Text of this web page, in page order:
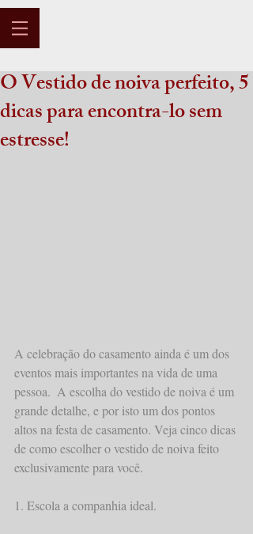
O Vestido de noiva perfeito, 5
dicas para encontra-lo sem
estresse!
A celebração do casamento ainda é um dos
eventos mais importantes na vida de uma
pessoa.  A escolha do vestido de noiva é um
grande detalhe, e por isto um dos pontos
altos na festa de casamento. Veja cinco dicas
de como escolher o vestido de noiva feito
exclusivamente para você.
1. Escola a companhia ideal.